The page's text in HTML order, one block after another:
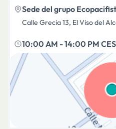
Sede del grupo
Calle Grecia 13, El Viso del
10:00 AM -14:00 PM